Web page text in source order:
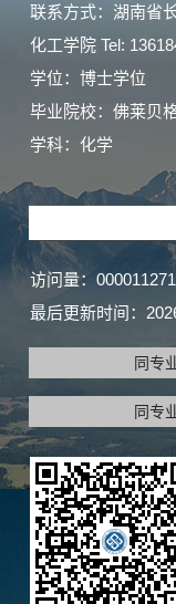
联系方式：湖南省
化工学院 Tel:
学位：博士学位
毕业院校：佛莱贝
学科：化学
访问量：
最后更新时间：
同专
同专